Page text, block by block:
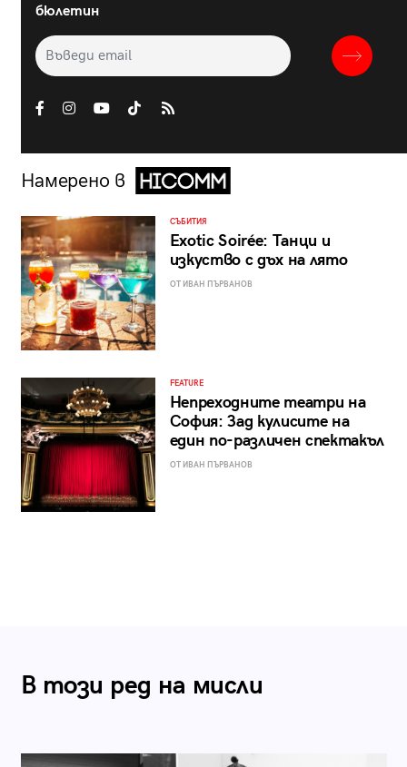
бюлетин
Намерено в
СЪБИТИЯ
Exotic Soirée: Танци и
изкуство с дъх на лято
ОТ ИВАН ПЪРВАНОВ
FEATURE
Непреходните театри на
София: Зад кулисите на
един по-различен спектакъл
ОТ ИВАН ПЪРВАНОВ
В този ред на мисли